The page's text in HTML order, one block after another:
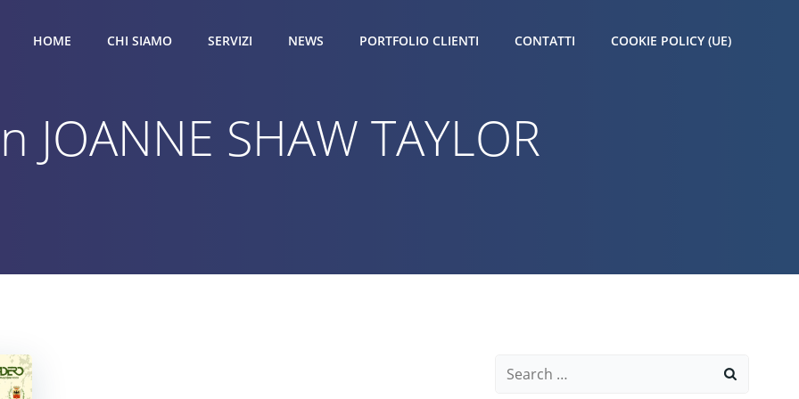
HOME CHI SIAMO SERVIZI NEWS PORTFOLIO CLIENTI CONTATTI COOKIE POLICY (UE)
JOANNE SHAW TAYLOR
Search